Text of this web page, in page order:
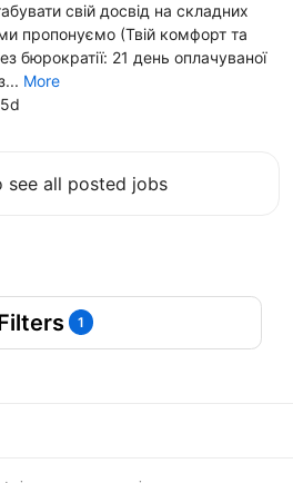
свій досвід на складних
пропонуємо (Твій комфорт та
бюрократії: 21 день оплачуваної
More
see all posted jobs
1